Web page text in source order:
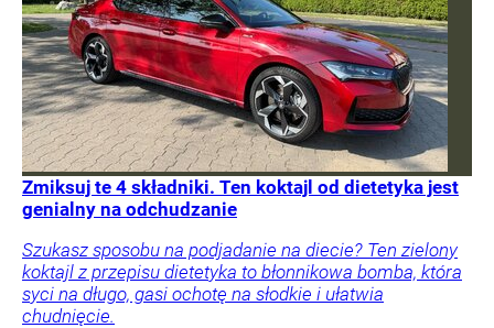
Zmiksuj te 4 składniki. Ten koktajl od dietetyka jest
genialny na odchudzanie
Szukasz sposobu na podjadanie na diecie? Ten zielony
koktajl z przepisu dietetyka to błonnikowa bomba, która
syci na długo, gasi ochotę na słodkie i ułatwia
chudnięcie.